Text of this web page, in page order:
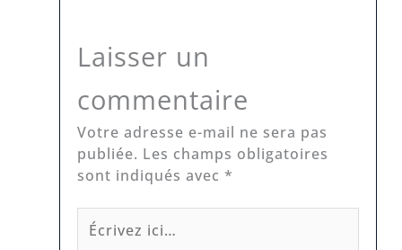
Laisser un
commentaire
Votre adresse e-mail ne sera pas
publiée. Les champs obligatoires
sont indiqués avec *
Écrivez
ici…